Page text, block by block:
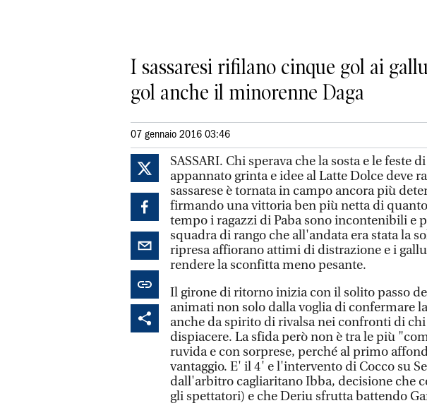
I sassaresi rifilano cinque gol ai
gol anche il minorenne Daga
07 gennaio 2016 03:46
SASSARI. Chi sperava che la sosta e le feste
appannato grinta e idee al Latte Dolce deve
sassarese è tornata in campo ancora più
firmando una vittoria ben più netta di
tempo i ragazzi di Paba sono incontenibili e
squadra di rango che all'andata era stata la
ripresa affiorano attimi di distrazione e i
rendere la sconfitta meno pesante.
Il girone di ritorno inizia con il solito passo
animati non solo dalla voglia di confermare
anche da spirito di rivalsa nei confronti di
dispiacere. La sfida però non è tra le più
ruvida e con sorprese, perché al primo
vantaggio. E' il 4' e l'intervento di Cocco su
dall'arbitro cagliaritano Ibba, decisione che
gli spettatori) e che Deriu sfrutta battendo